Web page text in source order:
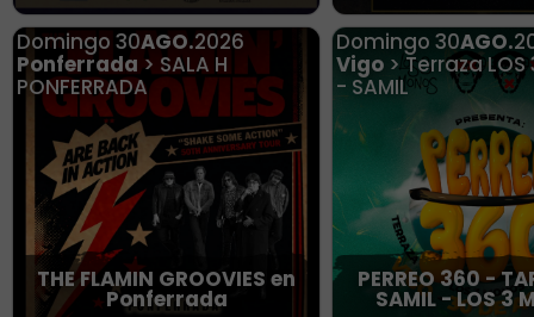
Domingo 30AGO.2026
Ponferrada> SALA H
PONFERRADA
THE FLAMIN GROOVIES en
Ponferrada
Domingo 30AGO.
Vigo> Terraza LOS
- SAMIL
PERREO 360 -
SAMIL - LOS 3